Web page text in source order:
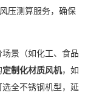
压测算服务，确保
景（如化工、食品
定制化材质风机，如
全不锈钢机型，延